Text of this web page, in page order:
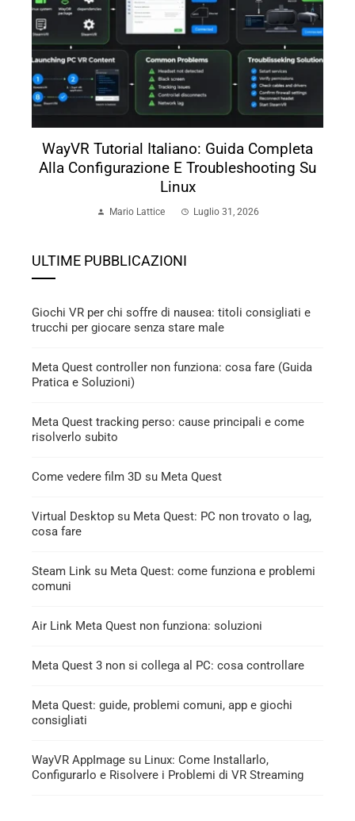
WayVR Tutorial Italiano: Guida Completa
Alla Configurazione E Troubleshooting Su
Linux
Mario Lattice Luglio 31, 2026
ULTIME PUBBLICAZIONI
Giochi VR per chi soffre di nausea: titoli consigliati e
trucchi per giocare senza stare male
Meta Quest controller non funziona: cosa fare (Guida
Pratica e Soluzioni)
Meta Quest tracking perso: cause principali e come
risolverlo subito
Come vedere film 3D su Meta Quest
Virtual Desktop su Meta Quest: PC non trovato o lag,
cosa fare
Steam Link su Meta Quest: come funziona e problemi
comuni
Air Link Meta Quest non funziona: soluzioni
Meta Quest 3 non si collega al PC: cosa controllare
Meta Quest: guide, problemi comuni, app e giochi
consigliati
WayVR AppImage su Linux: Come Installarlo,
Configurarlo e Risolvere i Problemi di VR Streaming